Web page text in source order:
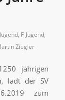
, F-Jugend,
Ziegler
jährigen
lädt der SV
zum